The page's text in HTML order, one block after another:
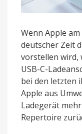
Wenn Apple
deutscher Zeit
vorstellen wird,
USB-C-
bei den letzten
Apple aus
Ladegerät
Repertoire